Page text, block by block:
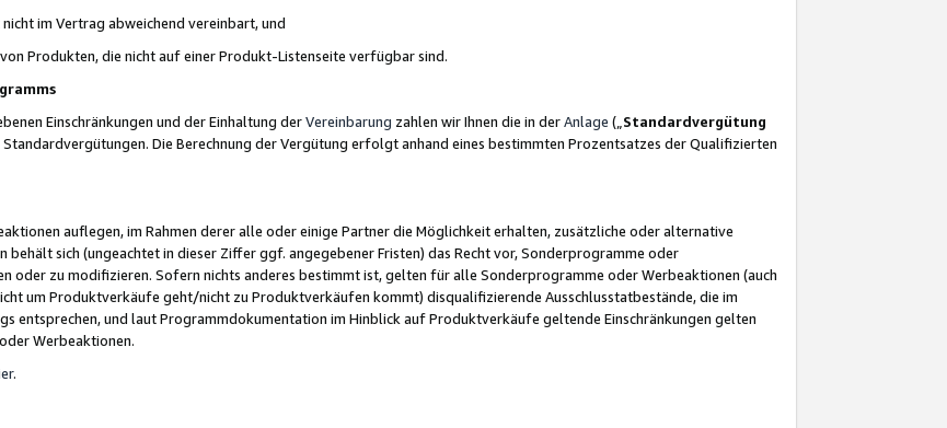
im Vertrag abweichend vereinbart, und
Produkten, die nicht auf einer Produkt-Listenseite verfügbar sind.
Einschränkungen und der Einhaltung derVereinbarung zahlen wir Ihnen die in derAnlage („ Standardvergütung
Standardvergütungen. Die Berechnung der Vergütung erfolgt anhand eines bestimmten Prozentsatzes der Qualifizierten
auflegen, im Rahmen derer alle oder einige Partner die Möglichkeit erhalten, zusätzliche oder alternative
behält sich (ungeachtet in dieser Ziffer ggf. angegebener Fristen) das Recht vor, Sonderprogramme oder
oder zu modifizieren. Sofern nichts anderes bestimmt ist, gelten für alle Sonderprogramme oder Werbeaktionen (auch
um Produktverkäufe geht/nicht zu Produktverkäufen kommt) disqualifizierende Ausschlusstatbestände, die im
entsprechen, und laut Programmdokumentation im Hinblick auf Produktverkäufe geltende Einschränkungen gelten
Werbeaktionen.
.